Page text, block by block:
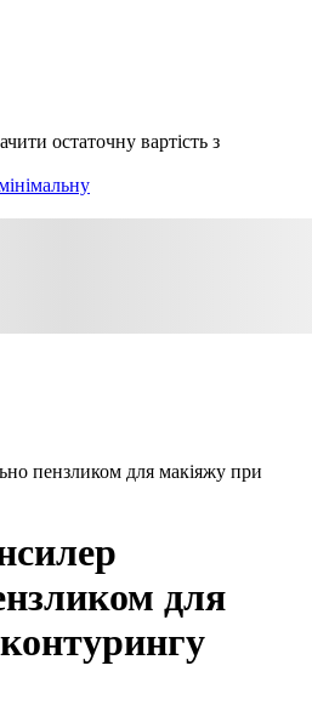
остаточну вартість з
пензликом для макіяжу при
для